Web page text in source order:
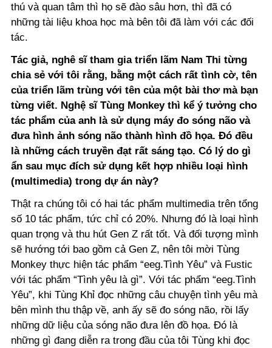
thú và quan tâm thì họ sẽ đào sâu hơn, thì đã có
những tài liệu khoa học mà bên tôi đã làm với các đối
tác.
Tác giả, nghê sĩ tham gia triển lãm Nam Thi từng
chia sẻ với tôi rằng, bằng một cách rất tình cờ, tên
của triển lãm trùng với tên của một bài thơ mà bạn
từng viết. Nghệ sĩ Tùng Monkey thì kể ý tưởng cho
tác phẩm của anh là sử dụng máy đo sóng não và
đưa hình ảnh sóng não thành hình đồ họa. Đó đều
là những cách truyền đạt rất sáng tạo. Có lý do gì
ẩn sau mục đích sử dụng kết hợp nhiều loại hình
(multimedia) trong dự án này?
Thật ra chúng tôi có hai tác phẩm multimedia trên tổng
số 10 tác phẩm, tức chỉ có 20%. Nhưng đó là loại hình
quan trọng và thu hút Gen Z rất tốt. Và đối tượng mình
sẽ hướng tới bao gồm cả Gen Z, nên tôi mời Tùng
Monkey thực hiện tác phẩm “eeg.Tình Yêu” và Fustic
với tác phẩm “Tình yêu là gì”. Với tác phẩm “eeg.Tình
Yêu”, khi Tùng Khỉ đọc những câu chuyện tình yêu mà
bên mình thu thập về, anh ấy sẽ đo sóng não, rồi lấy
những dữ liệu của sóng não đưa lên đồ họa. Đó là
những gì đang diễn ra trong đầu của tôi Tùng khi đọc